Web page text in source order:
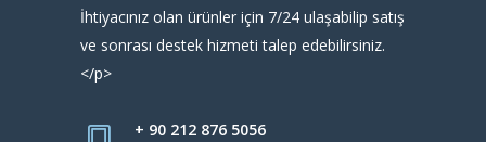
İhtiyacınız olan ürünler için 7/24 ulaşabilip satış
ve sonrası destek hizmeti talep edebilirsiniz.
</p>
+ 90 212 876 5056